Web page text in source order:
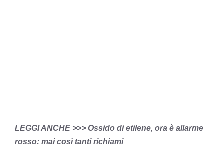
LEGGI ANCHE >>> Ossido di etilene, ora è allarme
rosso: mai così tanti richiami